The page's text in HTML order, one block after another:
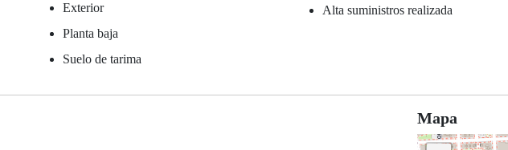
Exterior
Planta baja
Suelo de tarima
Alta suministros realizada
Mapa